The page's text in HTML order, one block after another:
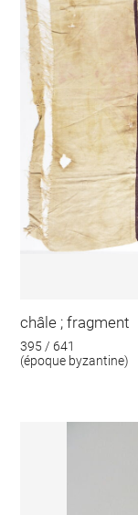
châle ; fragment
395 / 641
(époque byzantine)